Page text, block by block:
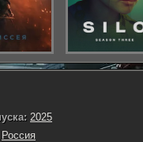
2025
Россия